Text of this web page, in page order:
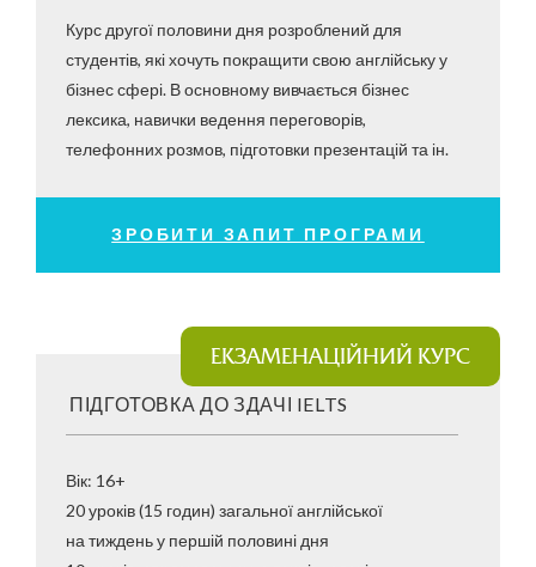
Курс другої половини дня розроблений для
студентів, які хочуть покращити свою англійську у
бізнес сфері. В основному вивчається бізнес
лексика, навички ведення переговорів,
телефонних розмов, підготовки презентацій та ін.
ЗРОБИТИ ЗАПИТ ПРОГРАМИ
ЕКЗАМЕНАЦІЙНИЙ КУРС
ПІДГОТОВКА ДО ЗДАЧІ IELTS
Вік: 16+
20 уроків (15 годин) загальної англійської
на тиждень у першій половині дня